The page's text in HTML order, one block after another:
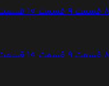
قسمت 9 قسمت 10 قسمت
قسمت 9 قسمت 10 قسمت